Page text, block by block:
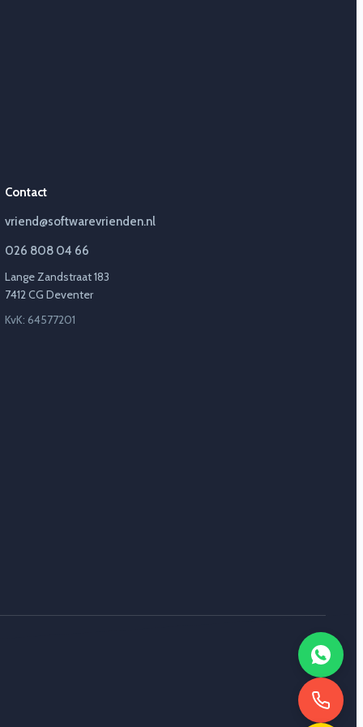
Contact
vriend@softwarevrienden.nl
026 808 04 66
Lange Zandstraat 183
7412 CG Deventer
KvK: 64577201